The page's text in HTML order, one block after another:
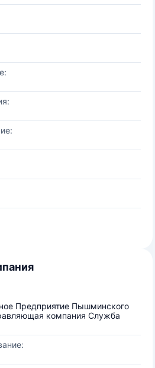
Предприятие Пышминского
компания Служба